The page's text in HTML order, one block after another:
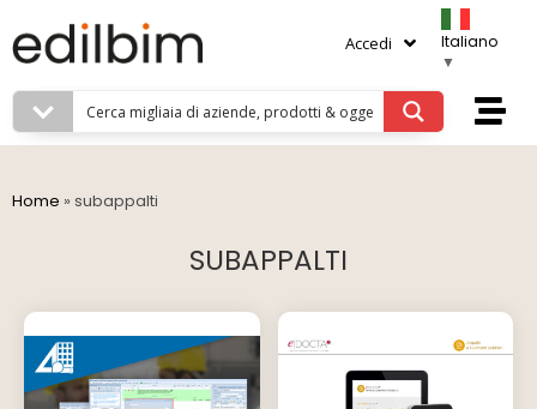
Accedi
Italiano
▼
Home » subappalti
SUBAPPALTI